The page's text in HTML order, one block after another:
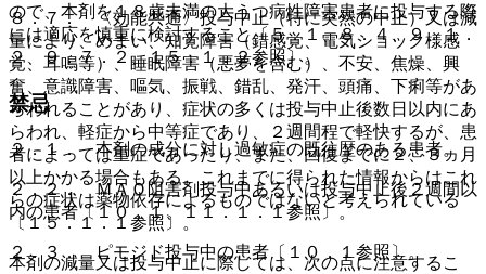
８．７． 〈効能共通〉投与中止（特に突然の中止）又は減
量により、めまい、知覚障害（錯感覚、電気ショック様感
覚、耳鳴等）、睡眠障害（悪夢を含む）、不安、焦燥、興
奮、意識障害、嘔気、振戦、錯乱、発汗、頭痛、下痢等があ
らわれることがあり、症状の多くは投与中止後数日以内にあ
らわれ、軽症から中等症であり、２週間程で軽快するが、患
者によっては重症であったり、また、回復までに２、３ヵ月
以上かかる場合もある。これまでに得られた情報からはこれ
らの症状は薬物依存によるものではないと考えられている
〔１５．１．１参照〕。
本剤の減量又は投与中止に際しては、次の点に注意するこ
ので、本剤を１８歳未満の大うつ病性障害患者に投与する際
には適応を慎重に検討すること〔５．１、８．４、９．１．
２、９．７．２、１５．１．２参照〕。
禁忌
２．１． 本剤の成分に対し過敏症の既往歴のある患者。
２．２． ＭＡＯ阻害剤投与中あるいは投与中止後２週間以
内の患者〔１０．１、１１．１．１参照〕。
２．３． ピモジド投与中の患者〔１０．１参照〕。